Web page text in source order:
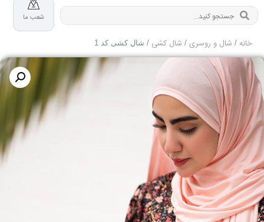
شعب ما
خانه / شال و روسری / شال کشی / شال کشی کد 1